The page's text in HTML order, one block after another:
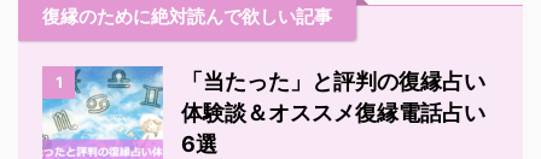
復縁のために絶対読んで欲しい記事
1
「当たった」と評判の復縁占い
体験談＆オススメ復縁電話占い
6選